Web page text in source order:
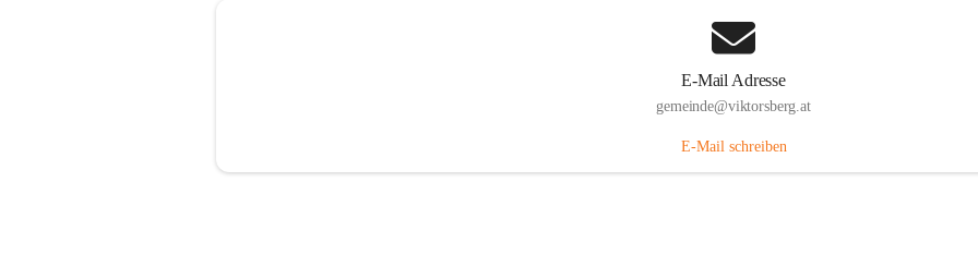
E-Mail Adresse
gemeinde@viktorsberg.at
E-Mail schreiben